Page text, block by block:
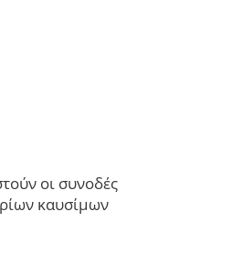
οι συνοδές
καυσίμων